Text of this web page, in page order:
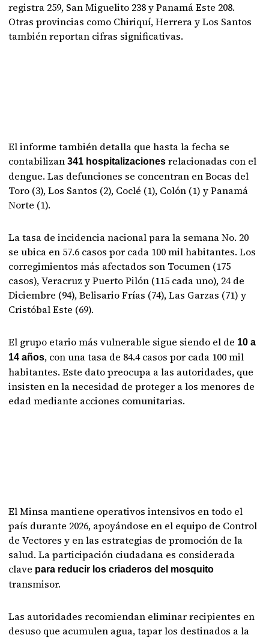
registra 259, San Miguelito 238 y Panamá Este 208.
Otras provincias como Chiriquí, Herrera y Los Santos
también reportan cifras significativas.
El informe también detalla que hasta la fecha se
contabilizan 341 hospitalizaciones relacionadas con el
dengue. Las defunciones se concentran en Bocas del
Toro (3), Los Santos (2), Coclé (1), Colón (1) y Panamá
Norte (1).
La tasa de incidencia nacional para la semana No. 20
se ubica en 57.6 casos por cada 100 mil habitantes. Los
corregimientos más afectados son Tocumen (175
casos), Veracruz y Puerto Pilón (115 cada uno), 24 de
Diciembre (94), Belisario Frías (74), Las Garzas (71) y
Cristóbal Este (69).
El grupo etario más vulnerable sigue siendo el de 10 a
14 años, con una tasa de 84.4 casos por cada 100 mil
habitantes. Este dato preocupa a las autoridades, que
insisten en la necesidad de proteger a los menores de
edad mediante acciones comunitarias.
El Minsa mantiene operativos intensivos en todo el
país durante 2026, apoyándose en el equipo de Control
de Vectores y en las estrategias de promoción de la
salud. La participación ciudadana es considerada
clave para reducir los criaderos del mosquito
transmisor.
Las autoridades recomiendan eliminar recipientes en
desuso que acumulen agua, tapar los destinados a la